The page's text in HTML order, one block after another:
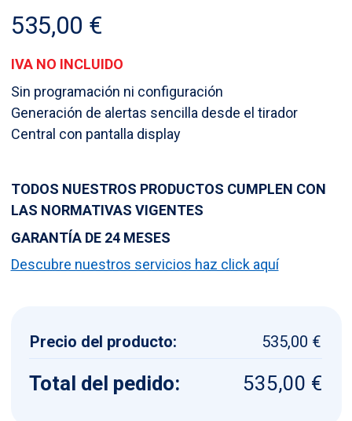
535,00 €
IVA NO INCLUIDO
Sin programación ni configuración
Generación de alertas sencilla desde el tirador
Central con pantalla display
TODOS NUESTROS PRODUCTOS CUMPLEN CON
LAS NORMATIVAS VIGENTES
GARANTÍA DE 24 MESES
Descubre nuestros servicios haz click aquí
Precio del producto: 535,00 €
Total del pedido: 535,00 €